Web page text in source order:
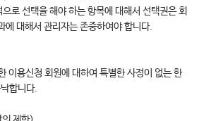
로 선택을 해야 하는 항목에 대해서 선택권은 회
에 대해서 관리자는 존중하여야 합니다.
이용신청 회원에 대하여 특별한 사정이 없는 한
합니다.